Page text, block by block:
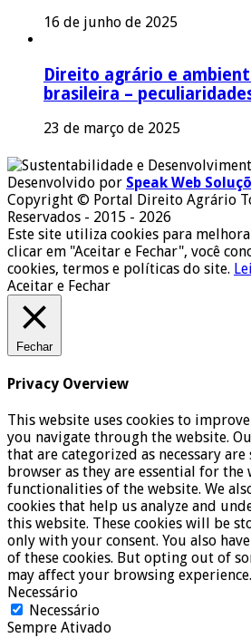
16 de junho de 2025
Direito agrário e
brasileira –
23 de março de 2025
Desenvolvido por Speak Web
Copyright © Portal Direito Agrário
Reservados - 2015 - 2026
Este site utiliza cookies para
clicar em "Aceitar e Fechar", você
cookies, termos e políticas do site.
Aceitar e Fechar
Fechar
Privacy Overview
This website uses cookies to
you navigate through the website.
that are categorized as necessary
browser as they are essential for the
functionalities of the website. We
cookies that help us analyze and
this website. These cookies will be
only with your consent. You also
of these cookies. But opting out of
may affect your browsing experience.
Necessário
Necessário
Sempre Ativado